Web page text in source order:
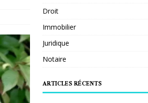
Droit
Immobilier
Juridique
Notaire
ARTICLES RÉCENTS